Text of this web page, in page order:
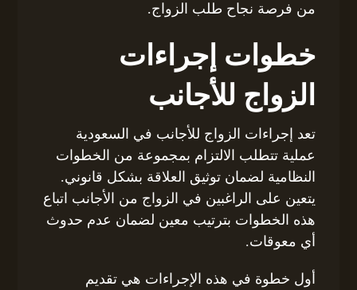
من فرصة نجاح طلب الزواج.
خطوات إجراءات
الزواج للأجانب
تعد إجراءات الزواج للأجانب في السعودية
عملية تتطلب الالتزام بمجموعة من الخطوات
النظامية لضمان توثيق العلاقة بشكل قانوني.
يتعين على الراغبين في الزواج من الأجانب اتباع
هذه الخطوات بترتيب معين لضمان عدم حدوث
أي معوقات.
أول خطوة في هذه الإجراءات هي تقديم